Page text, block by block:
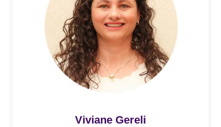
Viviane Gereli